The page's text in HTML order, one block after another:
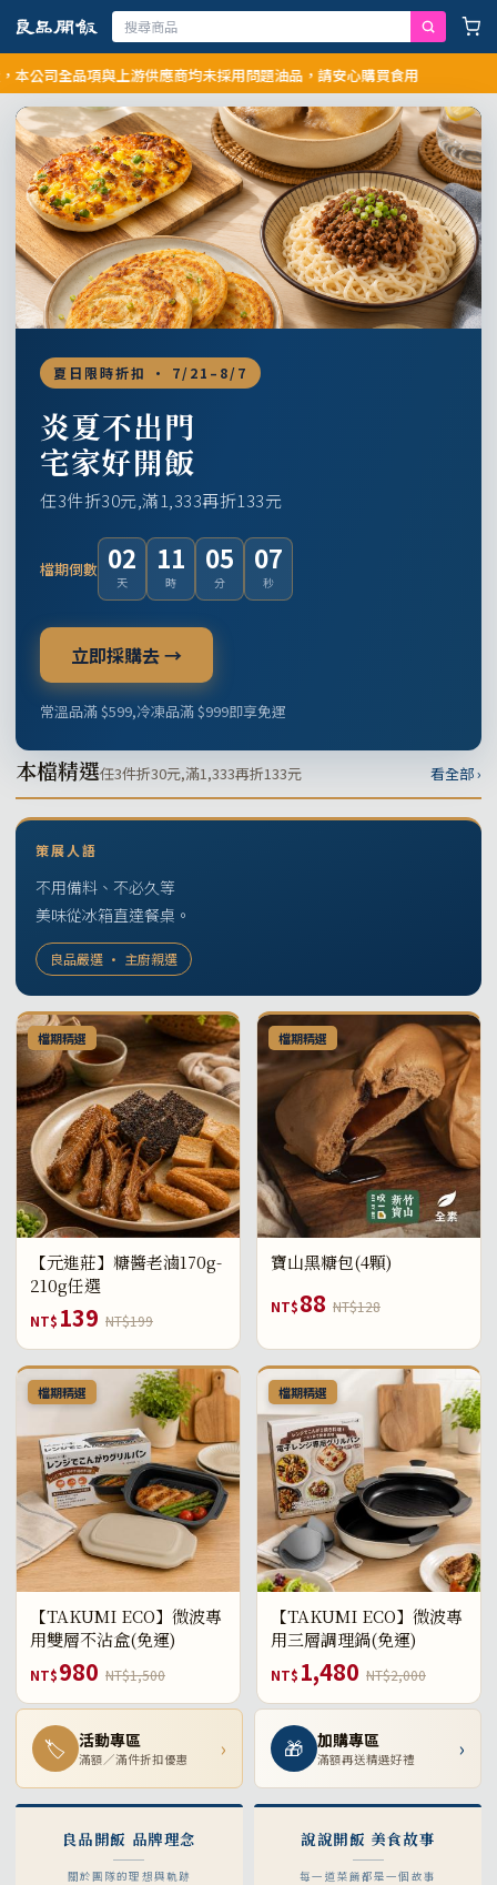
全品項與上游供應商均未採用問題油品，請安心購買食用
夏日限時折扣 · 7/21–8/7
炎夏不出門
宅家好開飯
任3件折30元,滿1,333再折133元
檔期倒數 02
天
11
時
05
分
06
秒
立即採購去 →
常溫品滿 $599,冷凍品滿 $999即享免運
本檔精選任3件折30元,滿1,333再折133元 看全部 ›
策展人語
不用備料、不必久等
美味從冰箱直達餐桌。
良品嚴選 · 主廚親選
檔期精選
【元進莊】糖醬老滷170g-
210g任選
NT$ 139 NT$199
檔期精選
寶山黑糖包(4顆)
NT$88 NT$128
檔期精選
【TAKUMI ECO】微波專
用雙層不沾盒(免運)
NT$980 NT$1,500
檔期精選
【TAKUMI ECO】微波專
用三層調理鍋(免運)
NT$ 1,480 NT$2,000
🏷 活動專區
滿額／滿件折扣優惠 › 🎁 加購專區
滿額再送精選好禮 ›
良品開飯 品牌理念
關於團隊的理想與軌跡
說說開飯 美食故事
每一道菜餚都是一個故事